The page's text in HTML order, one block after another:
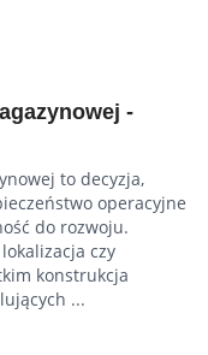
-
to decyzja,
operacyjne
do rozwoju.
czy
konstrukcja
...